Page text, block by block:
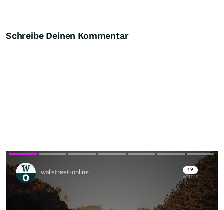
Schreibe Deinen Kommentar
Skip